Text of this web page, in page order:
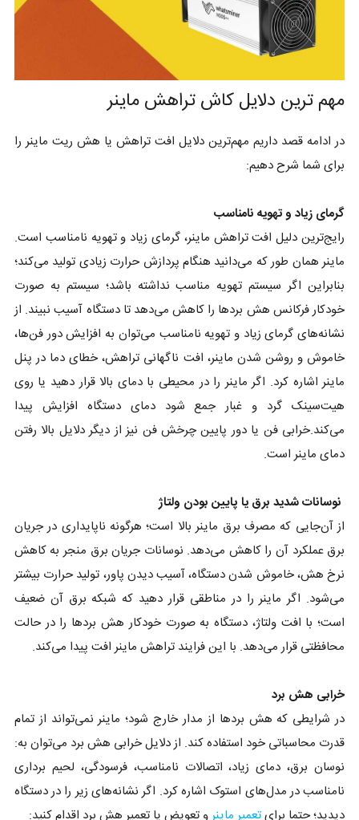
مهم ترین دلایل کاش تراهش ماینر
در ادامه قصد داریم مهم‌ترین دلایل افت تراهش یا هش ریت ماینر را
برای شما شرح دهیم:
گرمای زیاد و تهویه نامناسب
رایج‌ترین دلیل افت تراهش ماینر، گرمای زیاد و تهویه نامناسب است.
ماینر همان طور که می‌دانید هنگام پردازش حرارت زیادی تولید می‌کند؛
بنابراین اگر سیستم تهویه مناسب نداشته باشد؛ سیستم به صورت
خودکار فرکانس هش بردها را کاهش می‌دهد تا دستگاه آسیب نبیند. از
نشانه‌های گرمای زیاد و تهویه نامناسب می‌توان به افزایش دور فن‌ها،
خاموش و روشن شدن ماینر، افت ناگهانی تراهش، خطای دما در پنل
ماینر اشاره کرد. اگر ماینر را در محیطی با دمای بالا قرار دهید یا روی
هیت‌سینک گرد و غبار جمع شود دمای دستگاه افزایش پیدا
می‌کند.خرابی فن یا دور پایین چرخش فن نیز از دیگر دلایل بالا رفتن
دمای ماینر است.
نوسانات شدید برق یا پایین بودن ولتاژ
از آن‌جایی که مصرف برق ماینر بالا است؛ هرگونه ناپایداری در جریان
برق عملکرد آن را کاهش می‌دهد. نوسانات جریان برق منجر به کاهش
نرخ هش، خاموش شدن دستگاه، آسیب دیدن پاور، تولید حرارت بیشتر
می‌شود. اگر ماینر را در مناطقی قرار دهید که شبکه برق آن ضعیف
است؛ با افت ولتاژ، دستگاه به صورت خودکار هش بردها را در حالت
محافظتی قرار می‌دهد. با این فرایند تراهش ماینر افت پیدا می‌کند.
خرابی هش برد
در شرایطی که هش بردها از مدار خارج شود؛ ماینر نمی‌تواند از تمام
قدرت محاسباتی خود استفاده کند. از دلایل خرابی هش برد می‌توان به:
نوسان برق، دمای زیاد، اتصالات نامناسب، فرسودگی، لحیم برداری
نامناسب در مدل‌های استوک اشاره کرد. اگر نشانه‌های زیر را در دستگاه
دیدید؛ حتما برایتعمیر ماینر و تعویض یا تعمیر هش برد اقدام کنید: